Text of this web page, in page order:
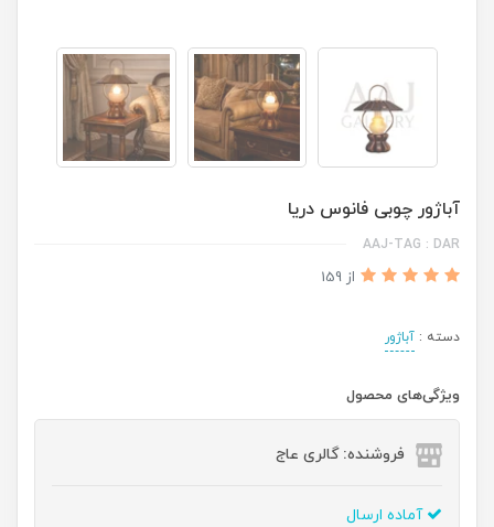
آباژور چوبی فانوس دریا
AAJ-TAG : DAR
از 159
دسته : آباژور
ویژگی‌های محصول
فروشنده: گالری عاج
آماده ارسال